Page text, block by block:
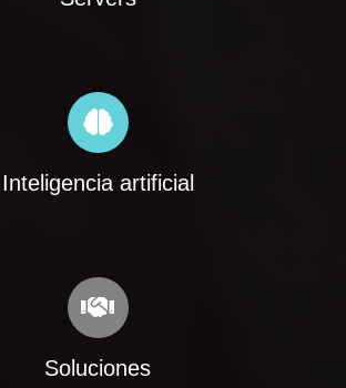
Inteligencia artificial
Soluciones